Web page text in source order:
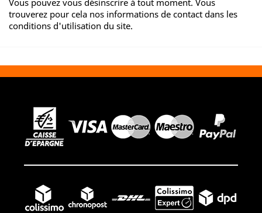
Vous pouvez vous désinscrire à tout moment. Vous
trouverez pour cela nos informations de contact dans les
conditions d'utilisation du site.